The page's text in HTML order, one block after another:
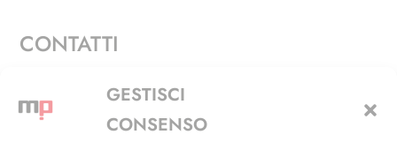
GESTISCI
CONSENSO
CONTATTI
Via Alfieri, 27 - Trezzano Sul Naviglio (MI)
+39 02 4846 3155